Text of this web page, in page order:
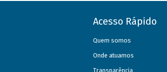
Acesso Rápido
Quem somos
Onde atuamos
Transparência